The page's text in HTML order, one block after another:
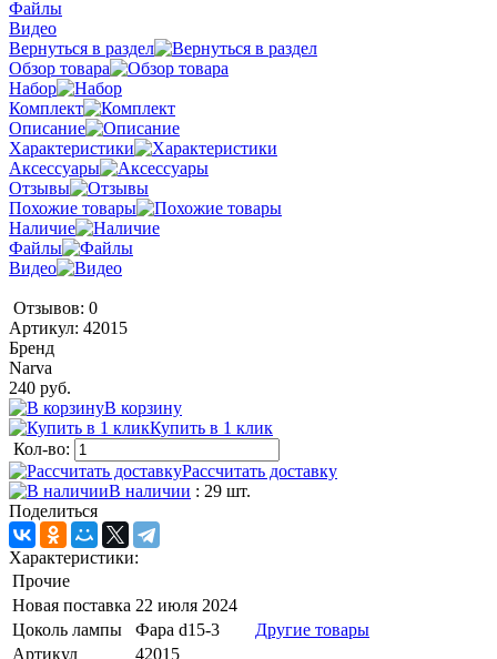
Файлы
Видео
Вернуться в раздел
Обзор товара
Набор
Комплект
Описание
Характеристики
Аксессуары
Отзывы
Похожие товары
Наличие
Файлы
Видео
Отзывов: 0
Артикул: 42015
Бренд
Narva
240 руб.
В корзину
Купить в 1 клик
Кол-во:
Рассчитать доставку
В наличии : 29 шт.
Поделиться
Характеристики:
Прочие
Новая поставка 22 июля 2024
Цоколь лампы
Фара d15-3
Другие товары
Артикул
42015